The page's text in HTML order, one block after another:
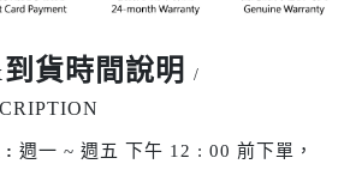
貨時間說明
/
: 週一 ~ 週五 下午 12 : 00 前下單，